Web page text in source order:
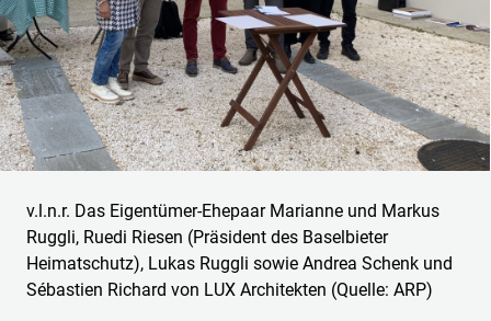
v.l.n.r. Das Eigentümer-Ehepaar Marianne und Markus
Ruggli, Ruedi Riesen (Präsident des Baselbieter
Heimatschutz), Lukas Ruggli sowie Andrea Schenk und
Sébastien Richard von LUX Architekten (Quelle: ARP)